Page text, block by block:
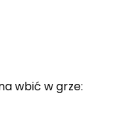
wbić w grze: